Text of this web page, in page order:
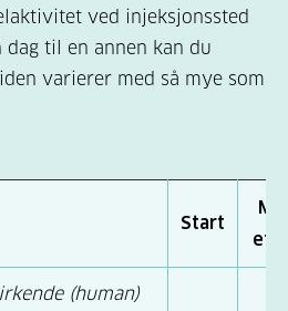
ved injeksjonssted
dag til en annen kan du
varierer med så mye som
Start
(human)